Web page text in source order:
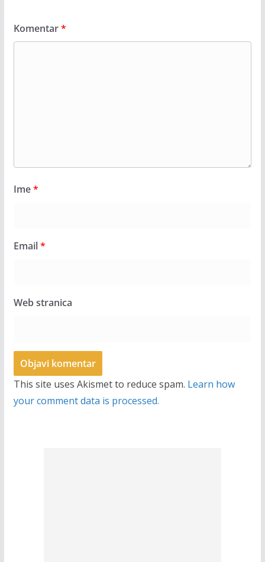
Komentar*
Ime*
Email*
Web stranica
This site uses Akismet to reduce spam. Learn how
your comment data is processed.